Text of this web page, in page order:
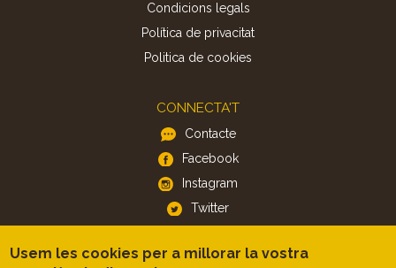
Condicions legals
Política de privacitat
Politica de cookies
CONNECTA'T
Contacte
Facebook
Instagram
Twitter
APP
Usem les cookies per a millorar la vostra